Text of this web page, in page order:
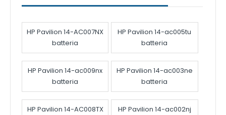
HP Pavilion 14-AC007NX
batteria
HP Pavilion 14-ac005tu
batteria
HP Pavilion 14-ac009nx
batteria
HP Pavilion 14-ac003ne
batteria
HP Pavilion 14-AC008TX
HP Pavilion 14-ac002nj